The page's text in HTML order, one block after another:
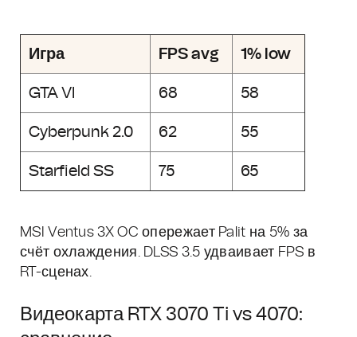
Игра FPS avg 1% low
GTA VI 68 58
Cyberpunk 2.0 62 55
Starfield SS 75 65
MSI Ventus 3X OC опережает Palit на 5% за
счёт охлаждения. DLSS 3.5 удваивает FPS в
RT-сценах.
Видеокарта RTX 3070 Ti vs 4070: